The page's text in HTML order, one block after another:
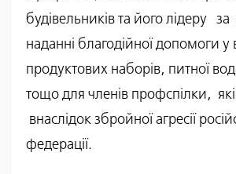
будівельників та його лідеру
наданні благодійної допомоги у
продуктових наборів, питної
тощо для членів профспілки,
внаслідок збройної агресії
федерації.